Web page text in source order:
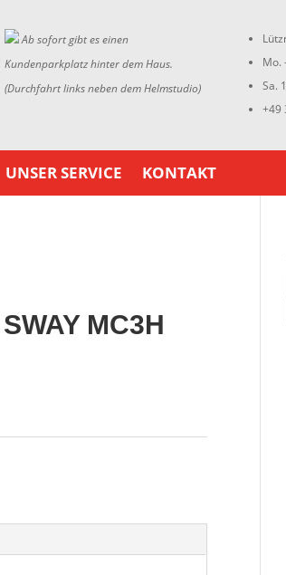
Ab sofort gibt es einen
Kundenparkplatz hinter dem Haus.
(Durchfahrt links neben dem Helmstudio)
Mo.
Sa.
+49
UNSER SERVICE KONTAKT
MC3H